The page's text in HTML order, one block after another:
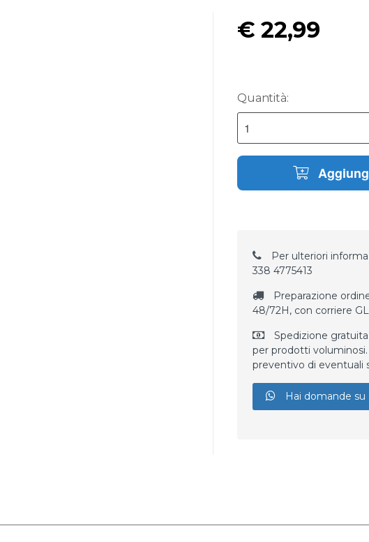
€22,99
Quantità:
Per ulteriori
338 4775413
Preparazione
48/72H, con corriere
Spedizione
per prodotti
preventivo di eventuali
Hai domande